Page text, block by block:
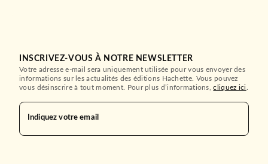
INSCRIVEZ-VOUS À NOTRE NEWSLETTER
Votre adresse e-mail sera uniquement utilisée pour vous envoyer des
informations sur les actualités des éditions Hachette. Vous pouvez
vous désinscrire à tout moment. Pour plus d’informations,cliquez ici
Indiquez votre email